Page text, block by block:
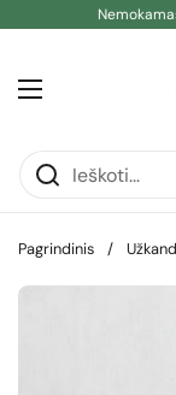
Pereiti prie turinio
Atidaryti meniu
Pagrindinis /